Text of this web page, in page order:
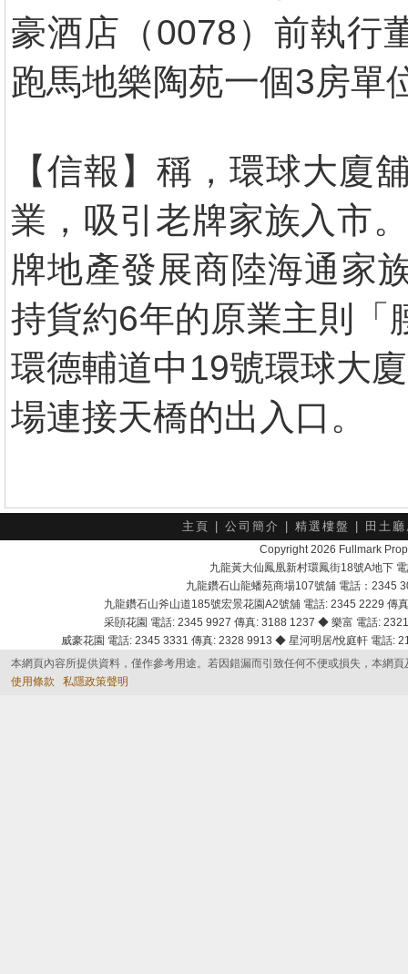
豪酒店（0078）前執行
跑馬地樂陶苑一個3房單
【信報】稱，環球大廈
業，吸引老牌家族入市
牌地產發展商陸海通家
持貨約6年的原業主則「
環德輔道中19號環球大
場連接天橋的出入口。
主頁 公司簡介 精選樓盤 田土
Copyright 2026 Fullmark
九龍黃大仙鳳凰新村環鳳街18號A地下
九龍鑽石山龍蟠苑商場107號舖 電話：2345
九龍鑽石山斧山道185號宏景花園A2號舖 電話: 2345 2229
采頣花園 電話: 2345 9927 傳真: 3188 1237 ◆ 樂富 電話:
威豪花園 電話: 2345 3331 傳真: 2328 9913 ◆ 星河明居/悅庭軒 電話
本網頁內容所提供資料，僅作參考用途。若因錯漏而引致任何不便或損失，本網
使用條款
私隱政策聲明